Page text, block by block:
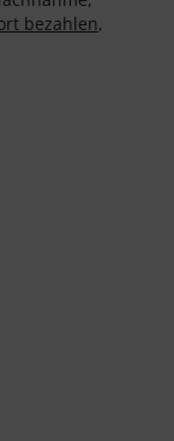
bezahlen,